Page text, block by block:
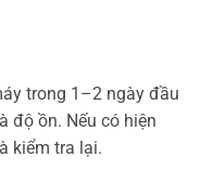
trong 1–2 ngày đầu
độ ồn. Nếu có hiện
kiểm tra lại.